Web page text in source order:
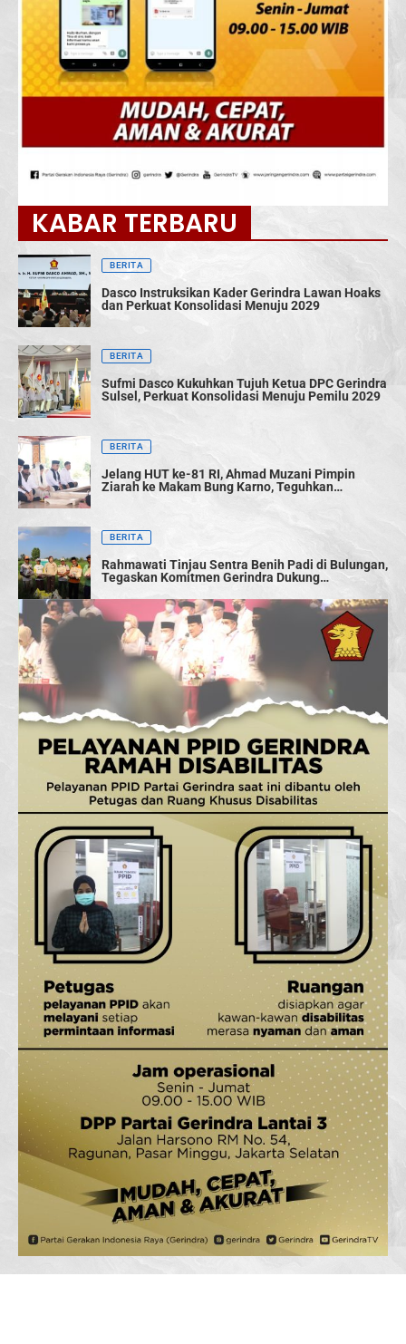
KABAR TERBARU
BERITA
Dasco Instruksikan Kader Gerindra Lawan Hoaks
dan Perkuat Konsolidasi Menuju 2029
BERITA
Sufmi Dasco Kukuhkan Tujuh Ketua DPC Gerindra
Sulsel, Perkuat Konsolidasi Menuju Pemilu 2029
BERITA
Jelang HUT ke-81 RI, Ahmad Muzani Pimpin
Ziarah ke Makam Bung Karno, Teguhkan
BERITA
Rahmawati Tinjau Sentra Benih Padi di Bulungan,
Tegaskan Komitmen Gerindra Dukung